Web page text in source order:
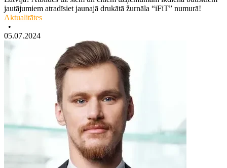
jautājumiem atradīsiet jaunajā drukātā žurnāla “iFiT” numurā!
Aktualitātes
•
05.07.2024